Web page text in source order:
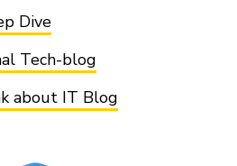
Dive
Tech-blog
about IT Blog